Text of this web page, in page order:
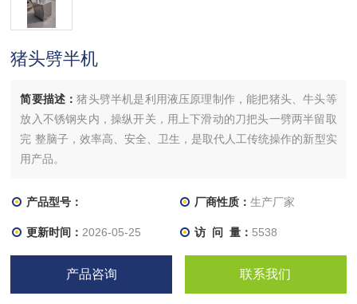
猪头劈半机
简要描述：猪头劈半机是利用液压原理制作，能把猪头、牛头等
放入不锈钢夹内，操纵开关，用上下滑动的刀把头一劈两半留取
完 整脑子，效率高、安全、卫生，是取代人工传统操作的新型实
用产品。
产品型号： 厂商性质： 生产厂家
更新时间： 2026-05-25 访 问 量： 5538
产品咨询 联系我们